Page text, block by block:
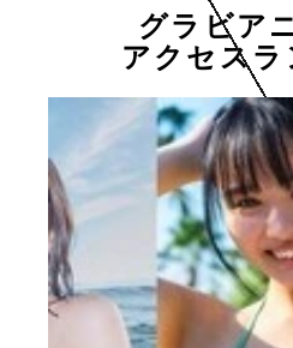
グラビア
アクセス